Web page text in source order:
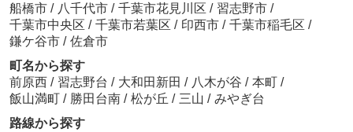
船橋市 / 八千代市 / 千葉市花見川区 / 習志野市 /
千葉市中央区 / 千葉市若葉区 / 印西市 / 千葉市稲毛区 /
鎌ケ谷市 / 佐倉市
町名から探す
前原西 / 習志野台 / 大和田新田 / 八木が谷 / 本町 /
飯山満町 / 勝田台南 / 松が丘 / 三山 / みやぎ台
路線から探す